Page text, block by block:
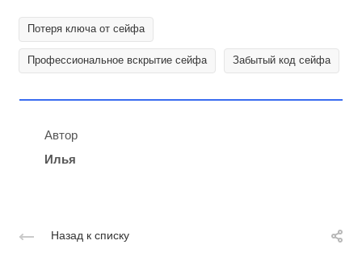
Потеря ключа от сейфа
Профессиональное вскрытие сейфа Забытый код сейфа
Автор
Илья
Назад к списку